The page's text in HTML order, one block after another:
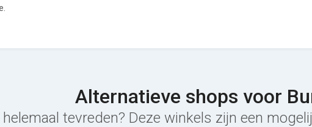
Alternatieve shops voor
helemaal tevreden? Deze winkels zijn een